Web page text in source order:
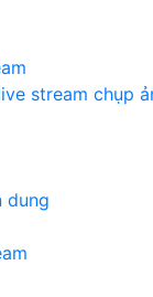
stream chụp
dung